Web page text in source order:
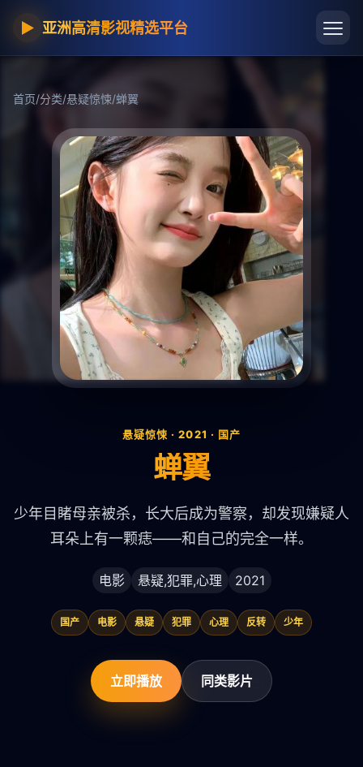
▶ 亚洲高清影视精选平台
首页/分类/悬疑惊悚/蝉翼
悬疑惊悚 · 2021 · 国产
蝉翼
少年目睹母亲被杀，长大后成为警察，却发现嫌疑人
耳朵上有一颗痣——和自己的完全一样。
电影 悬疑,犯罪,心理 2021
国产 电影 悬疑 犯罪 心理 反转 少年
立即播放 同类影片